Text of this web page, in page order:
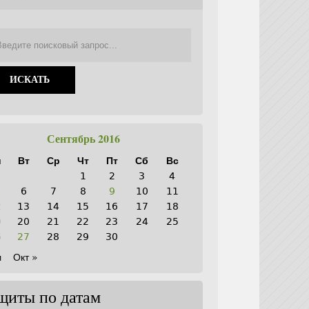
Сентябрь 2016
Вт Ср Чт Пт Сб
Вс
1
2 3
4
6 7 8 9 10
11
13 14 15 16 17
18
20 21 22 23 24
25
27 28 29
30
Окт »
по датам